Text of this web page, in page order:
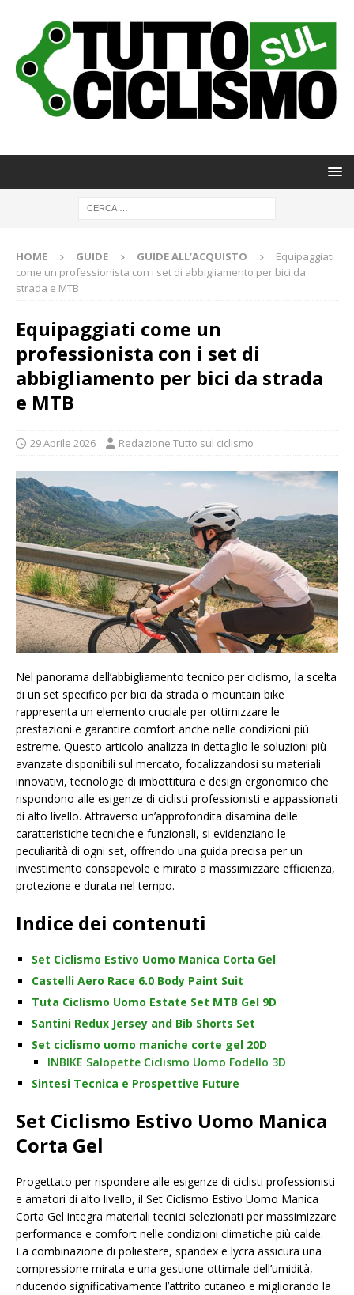
HOME GUIDE GUIDE ALL’ACQUISTO
Equipaggiati
come un professionista con i set di abbigliamento per bici da
strada e MTB
Equipaggiati come un
professionista con i set di
abbigliamento per bici da strada
e MTB
29 Aprile 2026 Redazione Tutto sul ciclismo
Nel panorama dell’abbigliamento tecnico per ciclismo, la scelta
di un set specifico per bici da strada o mountain bike
rappresenta un elemento cruciale per ottimizzare le
prestazioni e garantire comfort anche nelle condizioni più
estreme. Questo articolo analizza in dettaglio le soluzioni più
avanzate disponibili sul mercato, focalizzandosi su materiali
innovativi, tecnologie di imbottitura e design ergonomico che
rispondono alle esigenze di ciclisti professionisti e appassionati
di alto livello. Attraverso un’approfondita disamina delle
caratteristiche tecniche e funzionali, si evidenziano le
peculiarità di ogni set, offrendo una guida precisa per un
investimento consapevole e mirato a massimizzare efficienza,
protezione e durata nel tempo.
Indice dei contenuti
Set Ciclismo Estivo Uomo Manica Corta Gel
Castelli Aero Race 6.0 Body Paint Suit
Tuta Ciclismo Uomo Estate Set MTB Gel 9D
Santini Redux Jersey and Bib Shorts Set
Set ciclismo uomo maniche corte gel 20D
INBIKE Salopette Ciclismo Uomo Fodello 3D
Sintesi Tecnica e Prospettive Future
Set Ciclismo Estivo Uomo Manica
Corta Gel
Progettato per rispondere alle esigenze di ciclisti professionisti
e amatori di alto livello, il Set Ciclismo Estivo Uomo Manica
Corta Gel integra materiali tecnici selezionati per massimizzare
performance e comfort nelle condizioni climatiche più calde.
La combinazione di poliestere, spandex e lycra assicura una
compressione mirata e una gestione ottimale dell’umidità,
riducendo significativamente l’attrito cutaneo e migliorando la